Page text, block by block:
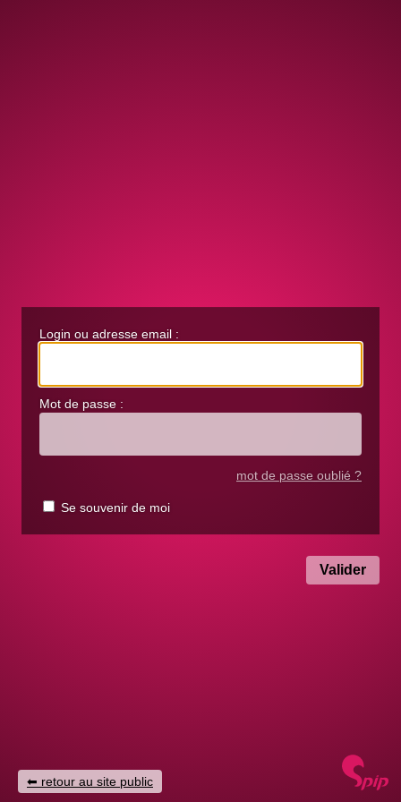
Login ou adresse email :
Mot de passe :
mot de passe oublié ?
Se souvenir de moi
retour au site public